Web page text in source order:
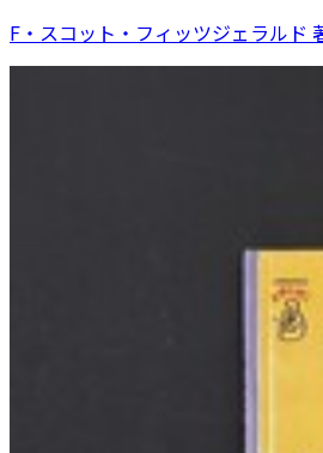
F・スコット・フィッツジェラルド